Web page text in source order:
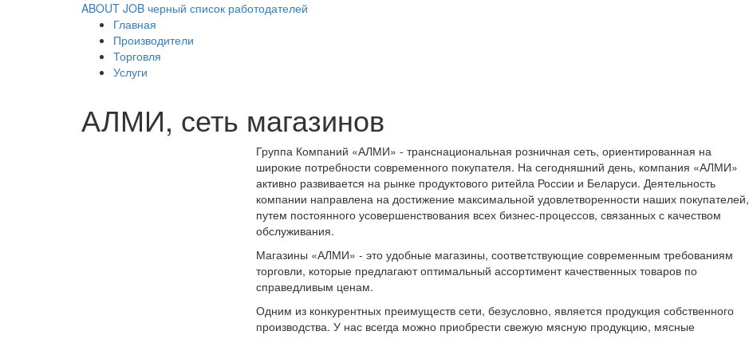
ABOUT JOB черный список работодателей
Главная
Производители
Торговля
Услуги
АЛМИ, сеть магазинов
Группа Компаний «АЛМИ» - транснациональная розничная сеть, ориентированная на
широкие потребности современного покупателя. На сегодняшний день, компания «АЛМИ»
активно развивается на рынке продуктового ритейла России и Беларуси. Деятельность
компании направлена на достижение максимальной удовлетворенности наших покупателей,
путем постоянного усовершенствования всех бизнес-процессов, связанных с качеством
обслуживания.
Магазины «АЛМИ» - это удобные магазины, соответствующие современным требованиям
торговли, которые предлагают оптимальный ассортимент качественных товаров по
справедливым ценам.
Одним из конкурентных преимуществ сети, безусловно, является продукция собственного
производства. У нас всегда можно приобрести свежую мясную продукцию, мясные